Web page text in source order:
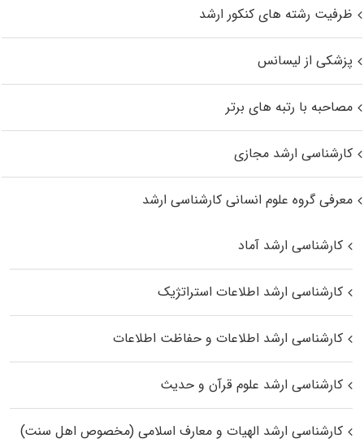
ظرفیت رشته های کنکور ارشد
پزشکی از لیسانس
مصاحبه با رتبه های برتر
کارشناسی ارشد مجازی
معرفی گروه علوم انسانی کارشناسی ارشد
کارشناسی ارشد آماد
کارشناسی ارشد اطلاعات استراتژیک
کارشناسی ارشد اطلاعات و حفاظت اطلاعات
کارشناسی ارشد علوم قرآن و حدیث
کارشناسی ارشد الهیات و معارف اسلامی (مخصوص اهل سنت)